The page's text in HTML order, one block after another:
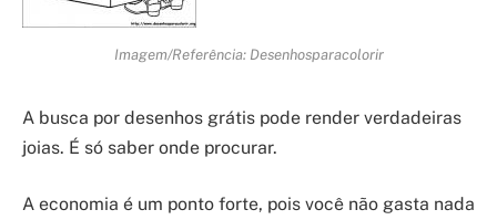
Imagem/Referência: Desenhosparacolorir
A busca por desenhos grátis pode render verdadeiras
joias. É só saber onde procurar.
A economia é um ponto forte, pois você não gasta nada